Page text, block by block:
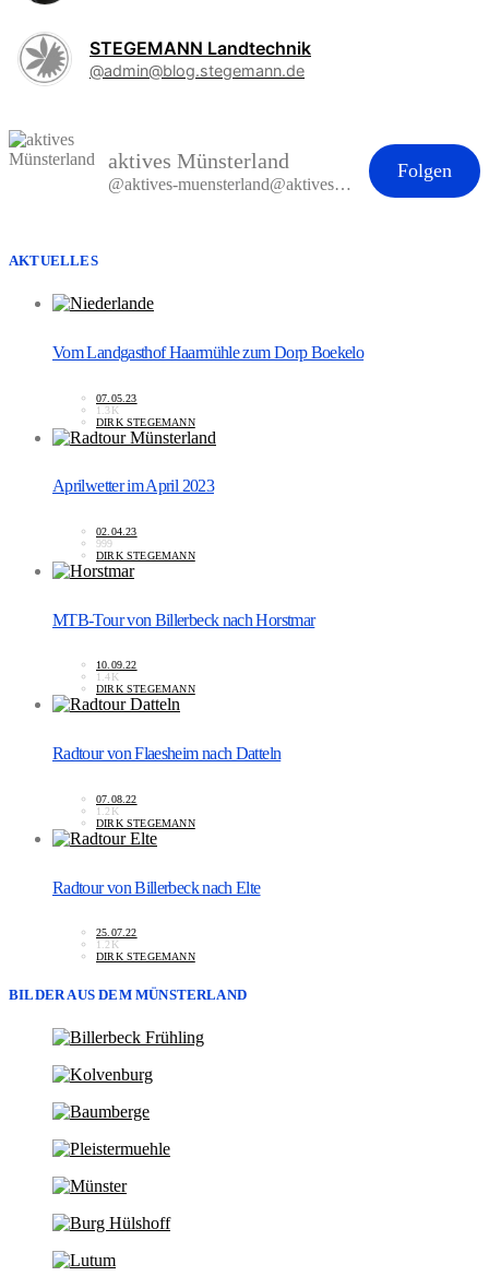
STEGEMANN Landtechnik
@admin@blog.stegemann.de
aktives Münsterland
@aktives-muensterland@aktives-muensterland.de
Folgen
AKTUELLES
Vom Landgasthof Haarmühle zum Dorp Boekelo
07.05.23
1.3K
DIRK STEGEMANN
Aprilwetter im April 2023
02.04.23
999
DIRK STEGEMANN
MTB-Tour von Billerbeck nach Horstmar
10.09.22
1.4K
DIRK STEGEMANN
Radtour von Flaesheim nach Datteln
07.08.22
1.2K
DIRK STEGEMANN
Radtour von Billerbeck nach Elte
25.07.22
1.2K
DIRK STEGEMANN
BILDER AUS DEM MÜNSTERLAND